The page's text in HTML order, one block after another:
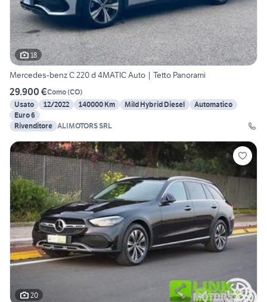
18
Mercedes-benz C 220 d 4MATIC Auto | Tetto Panorami
29.900 €Como(CO)
Usato
12/2022 140000 Km Mild Hybrid Diesel
Automatico
Euro 6
Rivenditore ALIMOTORS SRL
20